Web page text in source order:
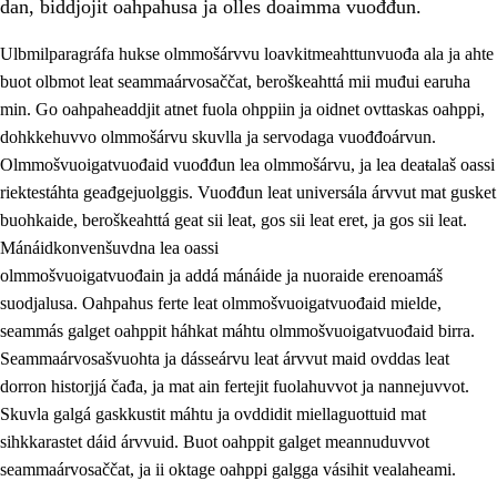
1. Oahpahusa árvovuođđu
1.1 Olmmošárvu
1.2 Identitehta ja kultuvrralaš girjáivuohta
1.3 Kritihkalaš jurddašeapmi ja ehtalaš diđolašvuohta
1.4 Hutkanillu, beroštupmi ja suokkardanhuovva
1.5 Luondduákten ja birasdiđolašvuohta
Demokratiija ja mielváikkuheapmi
dan, biddjojit oahpahusa ja olles doaimma vuođđun.
Ulbmilparagráfa hukse olmmošárvvu loavkitmeahttunvuođa ala ja ahte
buot olbmot leat seammaárvosaččat, beroškeahttá mii muđui earuha
min. Go oahpaheaddjit atnet fuola ohppiin ja oidnet ovttaskas oahppi,
dohkkehuvvo olmmošárvu skuvlla ja servodaga vuođđoárvun.
Olmmošvuoigatvuođaid vuođđun lea olmmošárvu, ja lea deaŧalaš oassi
riektestáhta geađgejuolggis. Vuođđun leat universála árvvut mat gusket
buohkaide, beroškeahttá geat sii leat, gos sii leat eret, ja gos sii leat.
Mánáidkonvenšuvdna lea oassi
olmmošvuoigatvuođain ja addá mánáide ja nuoraide erenoamáš
suodjalusa. Oahpahus ferte leat olmmošvuoigatvuođaid mielde,
seammás galget oahppit háhkat máhtu olmmošvuoigatvuođaid birra.
Seammaárvosašvuohta ja dásseárvu leat árvvut maid ovddas leat
dorron historjjá čađa, ja mat ain fertejit fuolahuvvot ja nannejuvvot.
Skuvla galgá gaskkustit máhtu ja ovddidit miellaguottuid mat
sihkkarastet dáid árvvuid. Buot oahppit galget meannuduvvot
seammaárvosaččat, ja ii oktage oahppi galgga vásihit vealaheami.